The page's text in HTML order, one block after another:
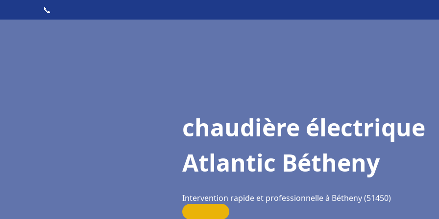
📞
chaudière électrique
Atlantic Bétheny
Intervention rapide et professionnelle à Bétheny (51450)